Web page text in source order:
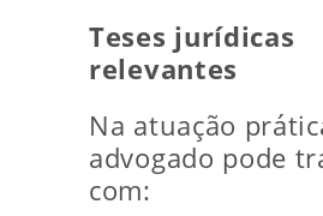
Teses jurídicas
relevantes
Na atuação
advogado pode
com: